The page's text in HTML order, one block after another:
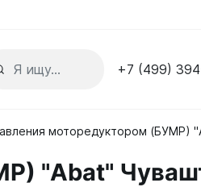
+7 (499)
моторедуктором (БУМР)
"Abat"